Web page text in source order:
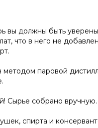
вы должны быть
что в него не
методом паровой
Сырье собрано вручную.
спирта и